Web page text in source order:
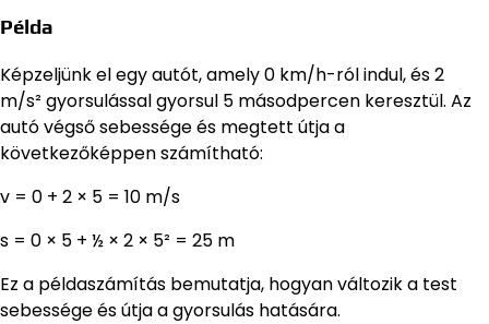
Példa
Képzeljünk el egy autót, amely 0 km/h-ról indul, és 2
m/s² gyorsulással gyorsul 5 másodpercen keresztül. Az
autó végső sebessége és megtett útja a
következőképpen számítható:
v = 0 + 2 × 5 = 10 m/s
s = 0 × 5 + ½ × 2 × 5² = 25 m
Ez a példaszámítás bemutatja, hogyan változik a test
sebessége és útja a gyorsulás hatására.